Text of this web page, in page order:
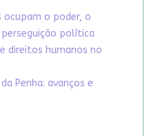
ocupam o poder, o
política
direitos humanos no
Penha: avanços e